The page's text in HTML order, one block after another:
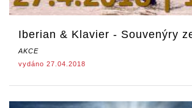
Iberian & Klavier - Souvenýry
AKCE
vydáno 27.04.2018